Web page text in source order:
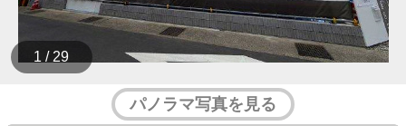
1 / 29
パノラマ写真を見る